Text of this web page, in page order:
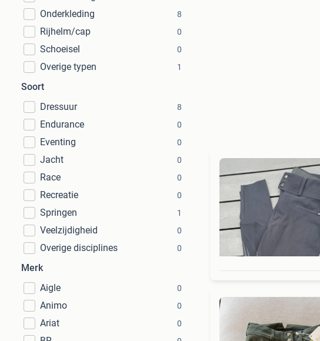
Onderkleding 8
Rijhelm/cap 0
Schoeisel 0
Overige typen 1
Soort
Dressuur
8
Endurance 0
Eventing 0
Jacht 0
Race 0
Recreatie 0
Springen 1
Veelzijdigheid 0
Overige disciplines 0
Merk
Aigle
0
Animo 0
Ariat 0